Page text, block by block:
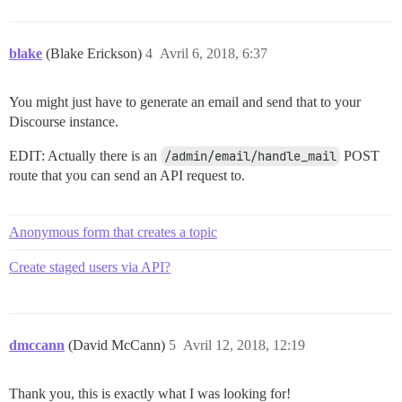
blake (Blake Erickson) Avril 6, 2018, 6:37
4
You might just have to generate an email and send that to your
Discourse instance.
EDIT: Actually there is an /admin/email/handle_mail POST
route that you can send an API request to.
Anonymous form that creates a topic
Create staged users via API?
dmccann (David McCann) Avril 12, 2018, 12:19
5
Thank you, this is exactly what I was looking for!